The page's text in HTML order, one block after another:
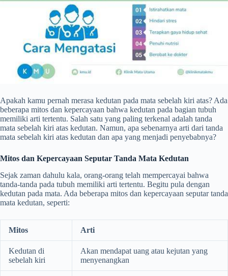
Apakah kamu pernah merasa kedutan pada mata sebelah kiri atas? Ada
beberapa mitos dan kepercayaan bahwa kedutan pada bagian tubuh
memiliki arti tertentu. Salah satu yang paling terkenal adalah tanda
mata sebelah kiri atas kedutan. Namun, apa sebenarnya arti dari tanda
mata sebelah kiri atas kedutan dan apa yang menjadi penyebabnya?
Mitos dan Kepercayaan Seputar Tanda Mata Kedutan
Sejak zaman dahulu kala, orang-orang telah mempercayai bahwa
tanda-tanda pada tubuh memiliki arti tertentu. Begitu pula dengan
kedutan pada mata. Ada beberapa mitos dan kepercayaan seputar tanda
mata kedutan, seperti:
Mitos Arti
Kedutan di
sebelah kiri
Akan mendapat uang atau kejutan yang
menyenangkan